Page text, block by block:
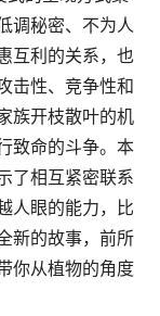
调秘密、不为人
互利的关系，也
击性、竞争性和
族开枝散叶的机
致命的斗争。本
了相互紧密联系
人眼的能力，比
新的故事，前所
你从植物的角度